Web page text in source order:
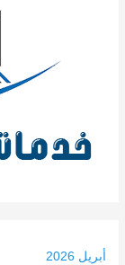
أبريل 2026